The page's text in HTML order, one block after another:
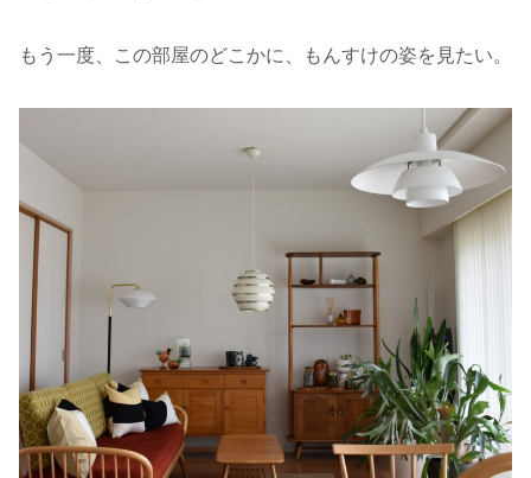
もう一度、この部屋のどこかに、もんすけの姿を見たい。